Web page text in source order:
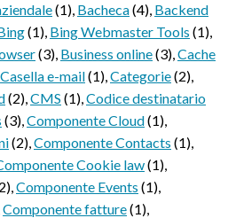
(1), Bacheca(4), Backend
(1), Bing Webmaster Tools (1),
(3), Business online(3),Cache
Casella e-mail(1),Categorie(2),
(2),CMS (1),Codice destinatario
(3),Componente Cloud(1),
(2),Componente Contacts (1),
Cookie law(1),
,Componente Events (1),
Componente fatture(1),